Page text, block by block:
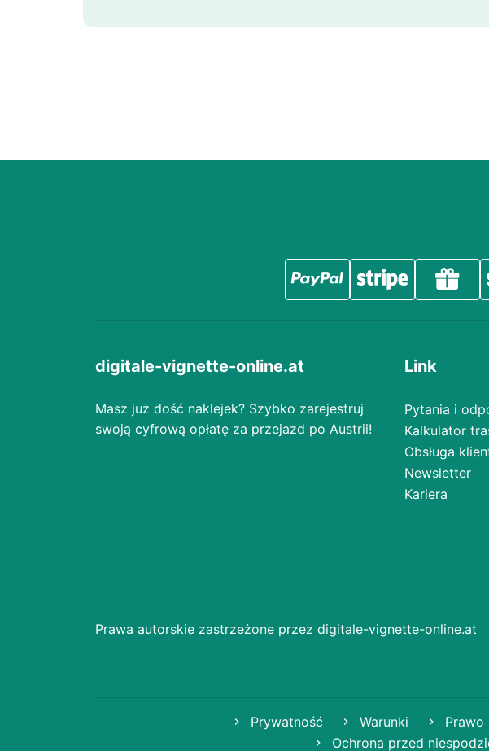
digitale-vignette-online.at
Masz już dość naklejek? Szybko zarejestruj
swoją cyfrową opłatę za przejazd po Austrii!
Link
Pytania i
Kalkulator
Obsługa
Newsletter
Kariera
Prawa autorskie zastrzeżone przez digitale-vignette-online.at
Prywatność Warunki
Ochrona przed